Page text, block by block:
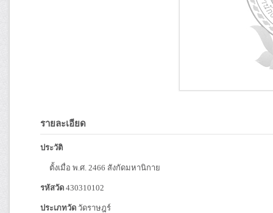
รายละเอียด
ประวัติ
ตั้งเมื่อ พ.ศ. 2466 สังกัดมหานิกาย
รหัสวัด 430310102
ประเภทวัด วัดราษฎร์